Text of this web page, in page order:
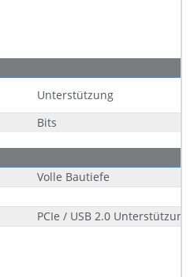
Unterstützung
Bits
Volle Bautiefe
PCIe / USB 2.0 Unterstützung